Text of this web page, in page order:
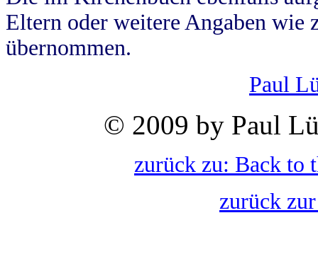
Eltern oder weitere Angaben wie
übernommen.
Paul
© 2009 by Paul
zurück zu: Back to
zurück